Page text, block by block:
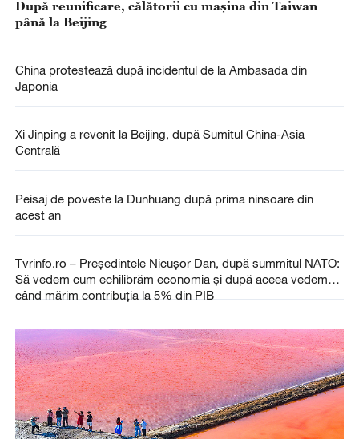
După reunificare, călătorii cu mașina din Taiwan
până la Beijing
China protestează după incidentul de la Ambasada din
Japonia
Xi Jinping a revenit la Beijing, după Sumitul China-Asia
Centrală
Peisaj de poveste la Dunhuang după prima ninsoare din
acest an
Tvrinfo.ro – Președintele Nicușor Dan, după summitul NATO:
Să vedem cum echilibrăm economia și după aceea vedem
când mărim contribuția la 5% din PIB